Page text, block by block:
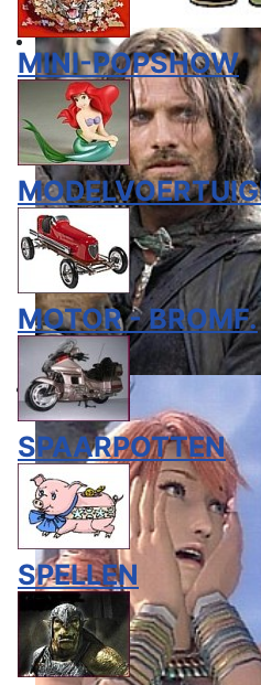
MINI-POPSHOW
MOTOR - BROMF.
SPAARPOTTEN
SPELLEN